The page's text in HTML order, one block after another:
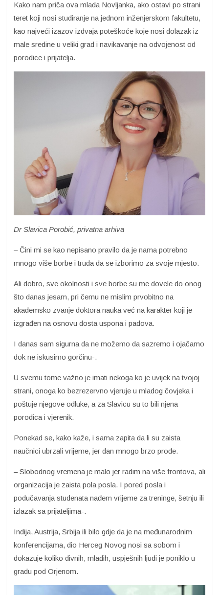
Kako nam priča ova mlada Novljanka, ako ostavi po strani
teret koji nosi studiranje na jednom inženjerskom fakultetu,
kao najveći izazov izdvaja poteškoće koje nosi dolazak iz
male sredine u veliki grad i navikavanje na odvojenost od
porodice i prijatelja.
Dr Slavica Porobić, privatna arhiva
– Čini mi se kao nepisano pravilo da je nama potrebno
mnogo više borbe i truda da se izborimo za svoje mjesto.
Ali dobro, sve okolnosti i sve borbe su me dovele do onog
što danas jesam, pri čemu ne mislim prvobitno na
akademsko zvanje doktora nauka već na karakter koji je
izgrađen na osnovu dosta uspona i padova.
I danas sam sigurna da ne možemo da sazremo i ojačamo
dok ne iskusimo gorčinu-.
U svemu tome važno je imati nekoga ko je uvijek na tvojoj
strani, onoga ko bezrezervno vjeruje u mladog čovjeka i
poštuje njegove odluke, a za Slavicu su to bili njena
porodica i vjerenik.
Ponekad se, kako kaže, i sama zapita da li su zaista
naučnici ubrzali vrijeme, jer dan mnogo brzo prođe.
– Slobodnog vremena je malo jer radim na više frontova, ali
organizacija je zaista pola posla. I pored posla i
podučavanja studenata nađem vrijeme za treninge, šetnju ili
izlazak sa prijateljima-.
Indija, Austrija, Srbija ili bilo gdje da je na međunarodnim
konferencijama, dio Herceg Novog nosi sa sobom i
dokazuje koliko divnih, mladih, uspješnih ljudi je poniklo u
gradu pod Orjenom.